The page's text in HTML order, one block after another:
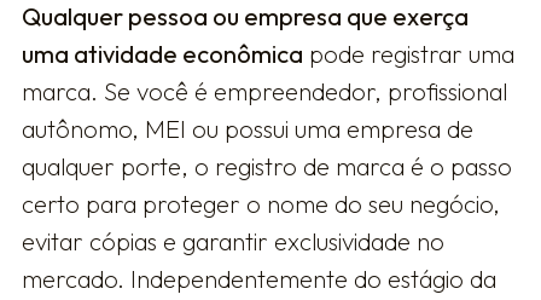
Qualquer pessoa ou empresa que exerça
uma atividade econômica pode registrar uma
marca. Se você é empreendedor, profissional
autônomo, MEI ou possui uma empresa de
qualquer porte, o registro de marca é o passo
certo para proteger o nome do seu negócio,
evitar cópias e garantir exclusividade no
mercado. Independentemente do estágio da